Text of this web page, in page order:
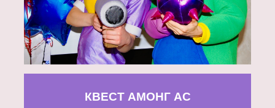
КВЕСТ АМОНГ АС